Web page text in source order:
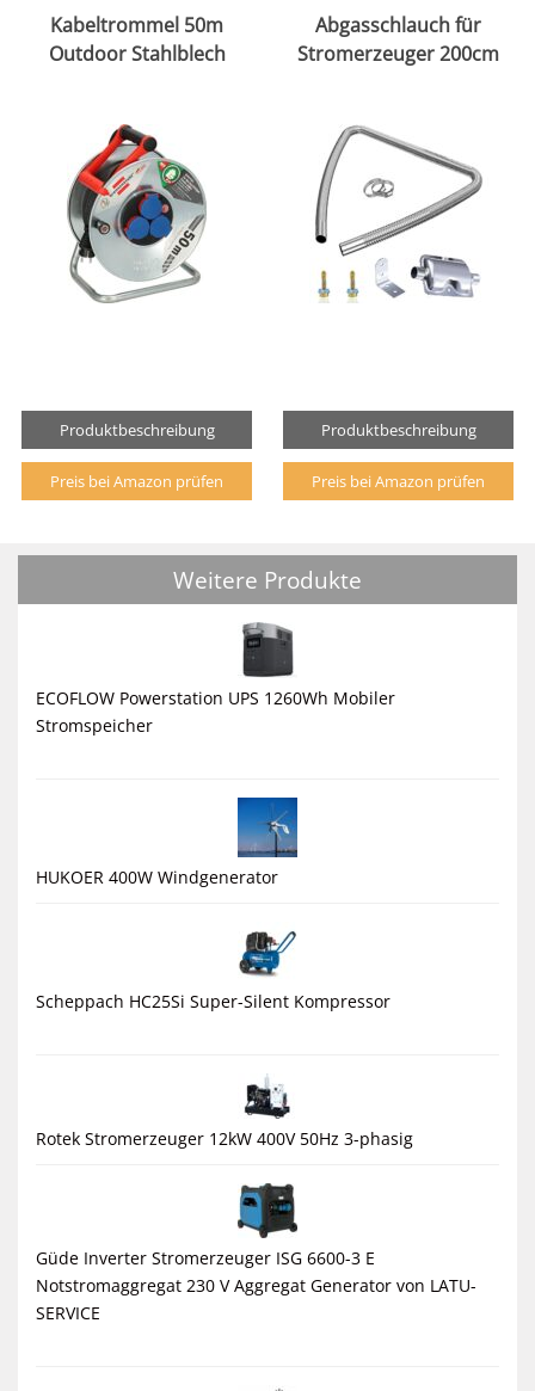
Kabeltrommel 50m
Outdoor Stahlblech
Produktbeschreibung
Preis bei Amazon prüfen
Abgasschlauch für
Stromerzeuger 200cm
Produktbeschreibung
Preis bei Amazon prüfen
Weitere Produkte
ECOFLOW Powerstation UPS 1260Wh Mobiler
Stromspeicher
HUKOER 400W Windgenerator
Scheppach HC25Si Super-Silent Kompressor
Rotek Stromerzeuger 12kW 400V 50Hz 3-phasig
Güde Inverter Stromerzeuger ISG 6600-3 E
Notstromaggregat 230 V Aggregat Generator von LATU-
SERVICE